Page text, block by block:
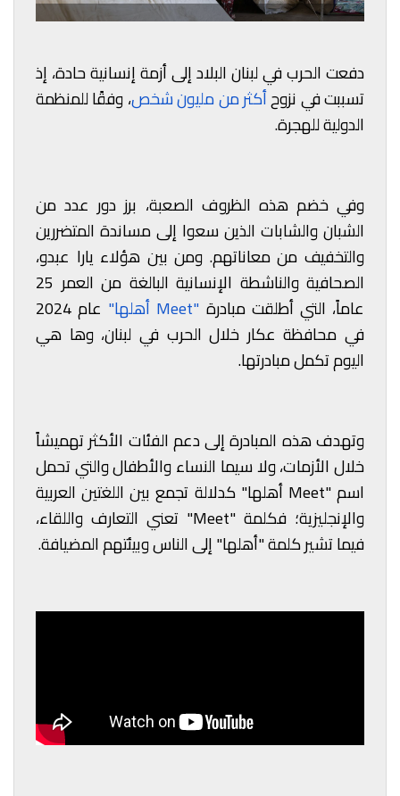
دفعت الحرب في لبنان البلاد إلى أزمة إنسانية حادة، إذ
تسببت في نزوحأكثر من مليون شخص، وفقًا للمنظمة
الدولية للهجرة.
وفي خضم هذه الظروف الصعبة، برز دور عدد من
الشبان والشابات الذين سعوا إلى مساندة المتضررين
والتخفيف من معاناتهم. ومن بين هؤلاءيارا عبدو،
الصحافية والناشطة الإنسانية البالغة من العمر 25
عاماً، التي أطلقت مبادرة "Meet أهلها"
عام 2024
في محافظة عكار خلال الحرب في لبنان، وها هي
اليوم تكمل مبادرتها.
وتهدف هذه المبادرة إلى دعم الفئات الأكثر تهميشاً
خلال الأزمات، ولا سيما النساء والأطفال والتي تحمل
اسم "Meet أهلها" كدلالة تجمع بين اللغتين العربية
والإنجليزية؛ فكلمة "Meet" تعني التعارف واللقاء،
فيما تشير كلمة "أهلها" إلى الناس وبيئتهم المضيافة.